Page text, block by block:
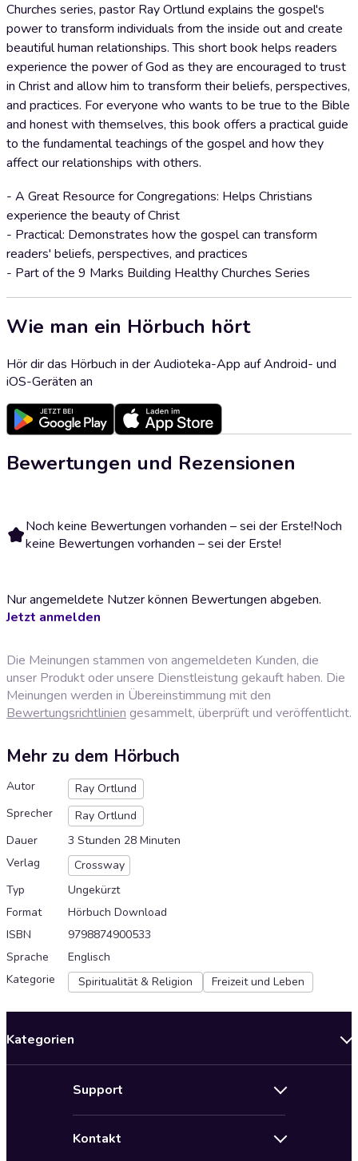
Churches series, pastor Ray Ortlund explains the gospel's
power to transform individuals from the inside out and create
beautiful human relationships. This short book helps readers
experience the power of God as they are encouraged to trust
in Christ and allow him to transform their beliefs, perspectives,
and practices. For everyone who wants to be true to the Bible
and honest with themselves, this book offers a practical guide
to the fundamental teachings of the gospel and how they
affect our relationships with others.
- A Great Resource for Congregations: Helps Christians
experience the beauty of Christ
- Practical: Demonstrates how the gospel can transform
readers' beliefs, perspectives, and practices
- Part of the 9 Marks Building Healthy Churches Series
Wie man ein Hörbuch hört
Hör dir das Hörbuch in der Audioteka-App auf Android- und
iOS-Geräten an
Bewertungen und Rezensionen
Noch keine Bewertungen vorhanden – sei der Erste!Noch
keine Bewertungen vorhanden – sei der Erste!
Nur angemeldete Nutzer können Bewertungen abgeben.
Jetzt anmelden
Die Meinungen stammen von angemeldeten Kunden, die
unser Produkt oder unsere Dienstleistung gekauft haben. Die
Meinungen werden in Übereinstimmung mit den
Bewertungsrichtlinien gesammelt, überprüft und veröffentlicht.
Mehr zu dem Hörbuch
Autor
Ray Ortlund
Sprecher
Ray Ortlund
Dauer
3 Stunden 28 Minuten
Verlag
Crossway
Typ
Ungekürzt
Format
Hörbuch Download
ISBN
9798874900533
Sprache
Englisch
Kategorie
Spiritualität & Religion Freizeit und Leben
Kategorien
Support
Kontakt